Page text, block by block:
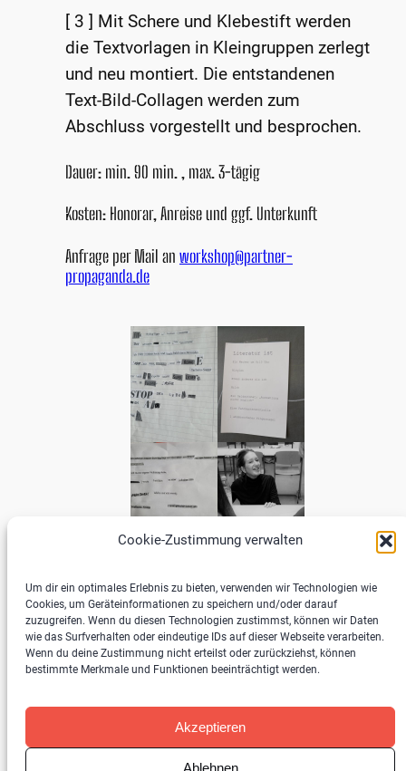
Cookie-Zustimmung verwalten
Um dir ein optimales Erlebnis zu bieten, verwenden wir Technologien wie
Cookies, um Geräteinformationen zu speichern und/oder darauf
zuzugreifen. Wenn du diesen Technologien zustimmst, können wir Daten
wie das Surfverhalten oder eindeutige IDs auf dieser Webseite verarbeiten.
Wenn du deine Zustimmung nicht erteilst oder zurückziehst, können
bestimmte Merkmale und Funktionen beeinträchtigt werden.
Akzeptieren
Ablehnen
[ 3 ] Mit Schere und Klebestift werden
die Textvorlagen in Kleingruppen zerlegt
und neu montiert. Die entstandenen
Text-Bild-Collagen werden zum
Abschluss vorgestellt und besprochen.
Dauer: min. 90 min. , max. 3-tägig
Kosten: Honorar, Anreise und ggf. Unterkunft
Anfrage per Mail an workshop@partner-
propaganda.de
Kontakt | ImpressumDatenschutzerklärung